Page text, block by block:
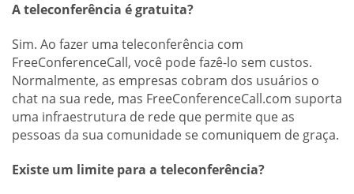
A teleconferência é gratuita?
Sim. Ao fazer uma teleconferência com
FreeConferenceCall, você pode fazê-lo sem custos.
Normalmente, as empresas cobram dos usuários o
chat na sua rede, mas FreeConferenceCall.com suporta
uma infraestrutura de rede que permite que as
pessoas da sua comunidade se comuniquem de graça.
Existe um limite para a teleconferência?